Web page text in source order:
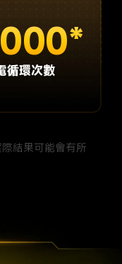
循環次數
結果可能會有所